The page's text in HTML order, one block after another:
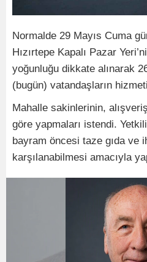
Normalde 29 Mayıs Cuma
Hızırtepe Kapalı Pazar
yoğunluğu dikkate alınarak
(bugün) vatandaşların
Mahalle sakinlerinin,
göre yapmaları istendi.
bayram öncesi taze gıda ve
karşılanabilmesi amacıyla